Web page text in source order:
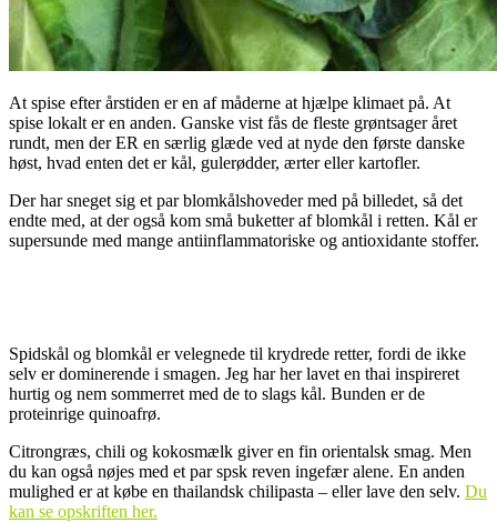
At spise efter årstiden er en af måderne at hjælpe klimaet på. At
spise lokalt er en anden. Ganske vist fås de fleste grøntsager året
rundt, men der ER en særlig glæde ved at nyde den første danske
høst, hvad enten det er kål, gulerødder, ærter eller kartofler.
Der har sneget sig et par blomkålshoveder med på billedet, så det
endte med, at der også kom små buketter af blomkål i retten. Kål er
supersunde med mange antiinflammatoriske og antioxidante stoffer.
Spidskål og blomkål er velegnede til krydrede retter, fordi de ikke
selv er dominerende i smagen. Jeg har her lavet en thai inspireret
hurtig og nem sommerret med de to slags kål. Bunden er de
proteinrige quinoafrø.
Citrongræs, chili og kokosmælk giver en fin orientalsk smag. Men
du kan også nøjes med et par spsk reven ingefær alene. En anden
mulighed er at købe en thailandsk chilipasta – eller lave den selv. Du
kan se opskriften her.